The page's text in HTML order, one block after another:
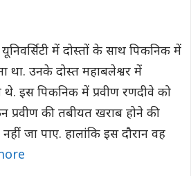
में दोस्तों के साथ पिकनिक में
था. उनके दोस्त महाबलेश्वर में
इस पिकनिक में प्रवीण रणदीवे को
प्रवीण की तबीयत खराब होने की
जा पाए. हालांकि इस दौरान वह